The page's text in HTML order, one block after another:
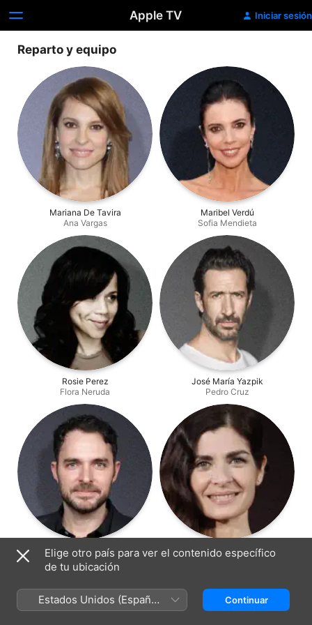
Apple TV Iniciar sesión
Reparto y equipo
Mariana De Tavira
Ana Vargas
Maribel Verdú
Sofia Mendieta
Rosie Perez
Flora Neruda
José María Yazpik
Pedro Cruz
Manolo Cardona
Marcos Herrero
Soledad Villamil
Daniela
Elige otro país para ver el contenido específico
de tu ubicación
Estados Unidos (Español
México)
Continuar